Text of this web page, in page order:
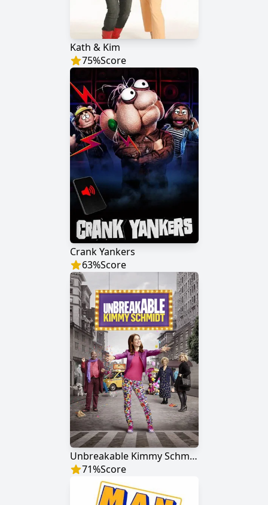
Kath & Kim
75%Score
Crank Yankers
63%Score
Unbreakable Kimmy Schmidt
71%Score